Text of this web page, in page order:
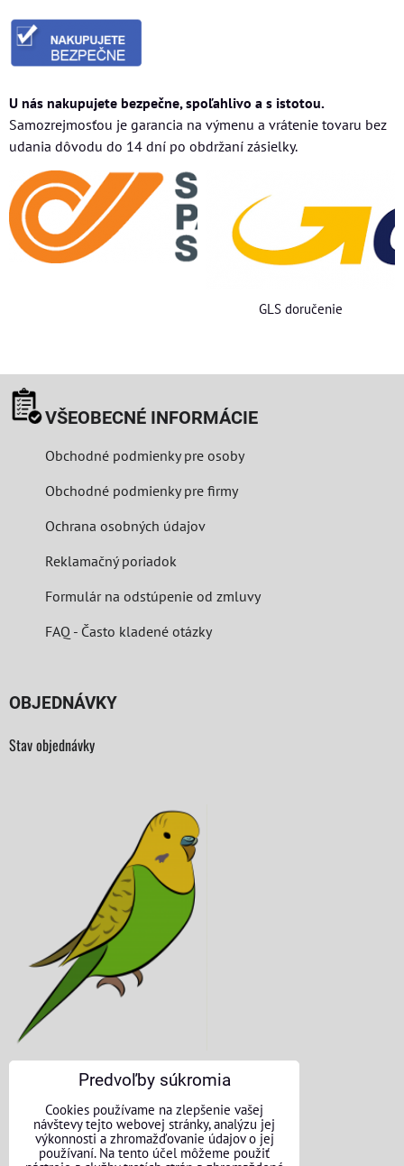
U nás nakupujete bezpečne, spoľahlivo a s istotou.
Samozrejmosťou je garancia na výmenu a vrátenie tovaru bez
udania dôvodu do 14 dní po obdržaní zásielky.
GLS doručenie
VŠEOBECNÉ INFORMÁCIE
Obchodné podmienky pre osoby
Obchodné podmienky pre firmy
Ochrana osobných údajov
Reklamačný poriadok
Formulár na odstúpenie od zmluvy
FAQ - Často kladené otázky
OBJEDNÁVKY
Stav objednávky
KONTAKTNÉ ÚDAJE
O nás
Predvoľby súkromia
Cookies používame na zlepšenie vašej
návštevy tejto webovej stránky, analýzu jej
výkonnosti a zhromažďovanie údajov o jej
používaní. Na tento účel môžeme použiť